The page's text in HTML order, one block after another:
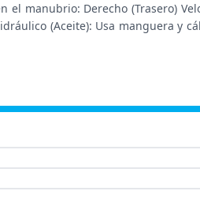
manubrio: Derecho (Trasero)
(Aceite): Usa manguera y